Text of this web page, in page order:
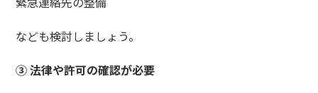
なども検討しましょう。
③ 法律や許可の確認が必要